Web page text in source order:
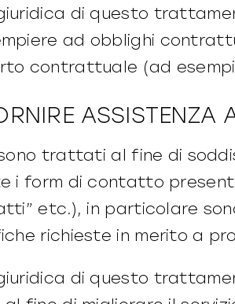
di questo
ad obblighi
contrattuale (ad
ASSISTENZA
trattati al fine di
i form di contatto presenti
etc.), in particolare
richieste in merito a
di questo